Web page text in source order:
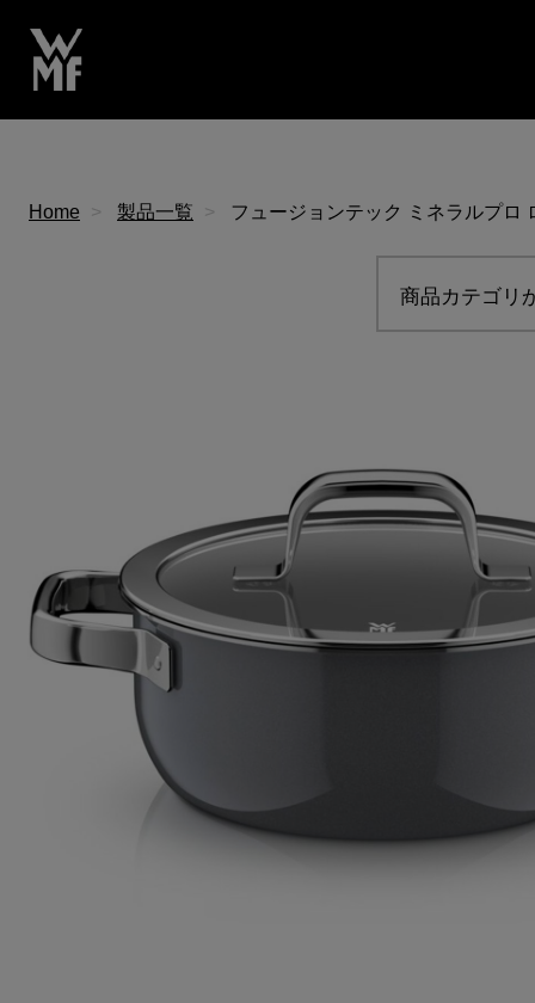
Home 製品一覧 フュージョンテック ミネラルプロ
商品カテゴリ